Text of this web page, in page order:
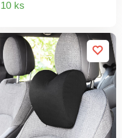
tak snadné udělat ženy
10 ks